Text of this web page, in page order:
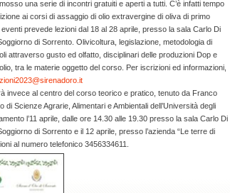
una serie di incontri gratuiti e aperti a tutti. C’è infatti tempo
ai corsi di assaggio di olio extravergine di oliva di primo
prevede lezioni dal 18 al 28 aprile, presso la sala Carlo Di
di Sorrento. Olivicoltura, legislazione, metodologia di
attraverso gusto ed olfatto, disciplinari delle produzioni Dop e
tra le materie oggetto del corso. Per iscrizioni ed informazioni,
invece al centro del corso teorico e pratico, tenuto da Franco
di Scienze Agrarie, Alimentari e Ambientali dell’Università degli
l’11 aprile, dalle ore 14.30 alle 19.30 presso la sala Carlo Di
di Sorrento e il 12 aprile, presso l’azienda “Le terre di
al numero telefonico 3456334611.